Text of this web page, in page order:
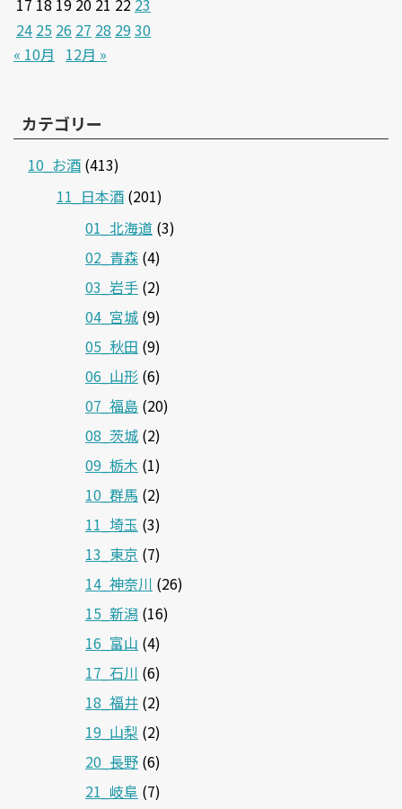
17 18 19 20 21 22 23
24 25 26 27 28 2930
« 10月
12月 »
カテゴリー
10_お酒 (413)
11_日本酒 (201)
01_北海道 (3)
02_青森 (4)
03_岩手 (2)
04_宮城 (9)
05_秋田 (9)
06_山形 (6)
07_福島 (20)
08_茨城 (2)
09_栃木 (1)
10_群馬 (2)
11_埼玉 (3)
13_東京 (7)
14_神奈川 (26)
15_新潟 (16)
16_富山 (4)
17_石川 (6)
18_福井 (2)
19_山梨 (2)
20_長野 (6)
21_岐阜 (7)